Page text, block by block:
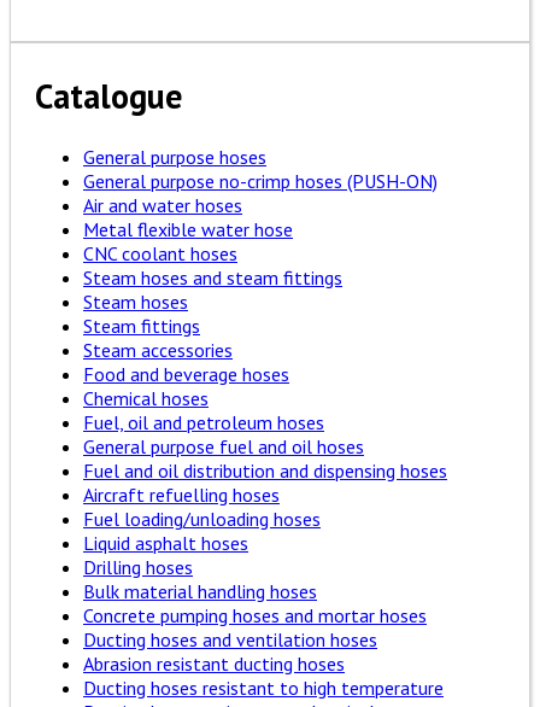
Catalogue
General purpose hoses
General purpose no-crimp hoses (PUSH-ON)
Air and water hoses
Metal flexible water hose
CNC coolant hoses
Steam hoses and steam fittings
Steam hoses
Steam fittings
Steam accessories
Food and beverage hoses
Chemical hoses
Fuel, oil and petroleum hoses
General purpose fuel and oil hoses
Fuel and oil distribution and dispensing hoses
Aircraft refuelling hoses
Fuel loading/unloading hoses
Liquid asphalt hoses
Drilling hoses
Bulk material handling hoses
Concrete pumping hoses and mortar hoses
Ducting hoses and ventilation hoses
Abrasion resistant ducting hoses
Ducting hoses resistant to high temperature